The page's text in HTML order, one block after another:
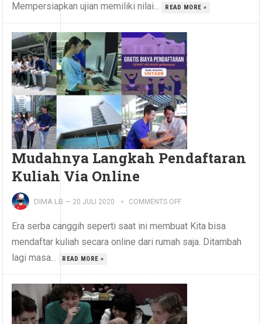
Mempersiapkan ujian memiliki nilai...
READ MORE »
Mudahnya Langkah Pendaftaran
Kuliah Via Online
DIMA LB — 20 JULI 2020 COMMENTS OFF
Era serba canggih seperti saat ini membuat Kita bisa
mendaftar kuliah secara online dari rumah saja. Ditambah
lagi masa...
READ MORE »